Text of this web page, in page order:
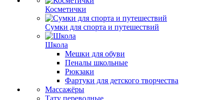
Косметички
Сумки для спорта и путешествий
Школа
Мешки для обуви
Пеналы школьные
Рюкзаки
Фартуки для детского творчества
Массажёры
Тату переводные